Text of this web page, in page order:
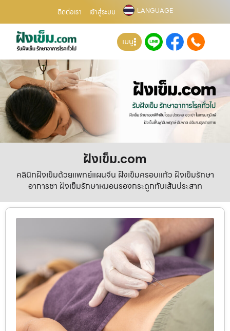
ติดต่อเรา เข้าสู่ระบบ LANGUAGE
เมนู
ฝังเข็ม.com
คลินิกฝังเข็มด้วยแพทย์แผนจีน ฝังเข็มครอบแก้ว ฝังเข็มรักษา
อาการชา ฝังเข็มรักษาหมอนรองกระดูกทับเส้นประสาท